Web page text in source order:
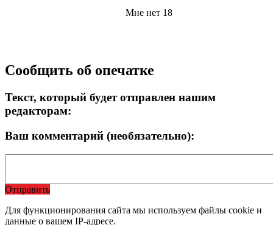
Мне нет 18
Сообщить об опечатке
Текст, который будет отправлен нашим
редакторам:
Ваш комментарий (необязательно):
Отправить
Для функционирования сайта мы используем файлы cookie и
данные о вашем IP-адресе.